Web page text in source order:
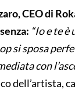
CEO di
“Io e te
si sposa
con
dell’artista,